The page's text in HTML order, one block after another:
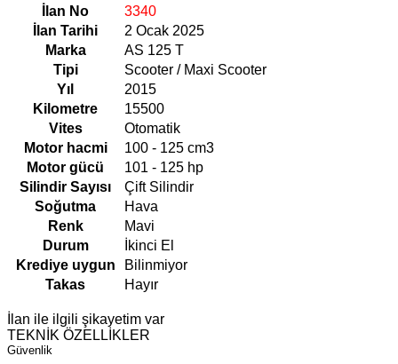
İlan No
3340
İlan Tarihi
2 Ocak 2025
Marka
AS 125 T
Tipi
Scooter / Maxi Scooter
Yıl
2015
Kilometre
15500
Vites
Otomatik
Motor hacmi
100 - 125 cm3
Motor gücü
101 - 125 hp
Silindir Sayısı
Çift Silindir
Soğutma
Hava
Renk
Mavi
Durum
İkinci El
Krediye uygun
Bilinmiyor
Takas
Hayır
İlan ile ilgili şikayetim var
TEKNİK ÖZELLİKLER
Güvenlik